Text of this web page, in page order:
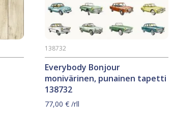
Everybody Bonjour
monivärinen, punainen tapetti
138732
138732
77,00€ /rll